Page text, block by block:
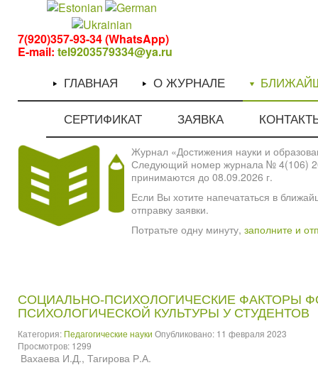
7(920)357-93-34 (WhatsApp)
E-mail: tel9203579334@ya.ru
ГЛАВНАЯ О ЖУРНАЛЕ
СЕРТИФИКАТ ЗАЯВКА
Журнал «Достижения науки и
Следующий номер журнала № 4(106)
принимаются до 08.09.2026 г.
Если Вы хотите напечататься в
отправку заявки.
Потратьте одну минуту, заполните и
СОЦИАЛЬНО-ПСИХОЛОГИЧЕСКИЕ ФАКТОРЫ
ПСИХОЛОГИЧЕСКОЙ КУЛЬТУРЫ У СТУДЕНТОВ
Категория: Педагогические науки Опубликовано: 11 февраля 2023
Просмотров: 1299
Вахаева И.Д., Тагирова Р.А.